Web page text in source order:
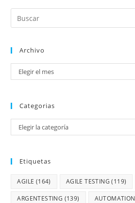
Archivo
Elegir el mes
Categorias
Elegir la categoría
Etiquetas
AGILE (164) AGILE TESTING (119)
ARGENTESTING (139) AUTOMATION